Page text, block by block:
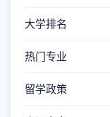
大学排名
热门专业
留学政策